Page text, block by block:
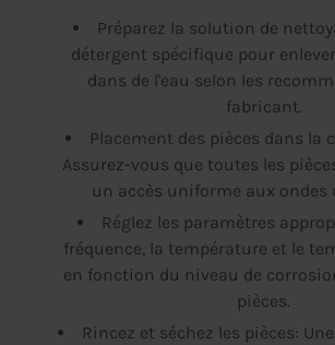
Préparez la solution de
détergent spécifique pour
dans de l'eau selon les
fabricant.
Placement des pièces dans la
Assurez-vous que toutes les
un accès uniforme aux ondes
Réglez les paramètres
fréquence, la température et le
en fonction du niveau de
pièces.
Rincez et séchez les pièces: